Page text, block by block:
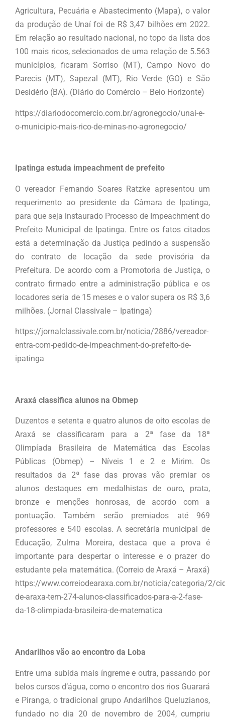
Agricultura, Pecuária e Abastecimento (Mapa), o valor
da produção de Unaí foi de R$ 3,47 bilhões em 2022.
Em relação ao resultado nacional, no topo da lista dos
100 mais ricos, selecionados de uma relação de 5.563
municípios, ficaram Sorriso (MT), Campo Novo do
Parecis (MT), Sapezal (MT), Rio Verde (GO) e São
Desidério (BA). (Diário do Comércio – Belo Horizonte)
https://diariodocomercio.com.br/agronegocio/unai-e-
o-municipio-mais-rico-de-minas-no-agronegocio/
Ipatinga estuda impeachment de prefeito
O vereador Fernando Soares Ratzke apresentou um
requerimento ao presidente da Câmara de Ipatinga,
para que seja instaurado Processo de Impeachment do
Prefeito Municipal de Ipatinga. Entre os fatos citados
está a determinação da Justiça pedindo a suspensão
do contrato de locação da sede provisória da
Prefeitura. De acordo com a Promotoria de Justiça, o
contrato firmado entre a administração pública e os
locadores seria de 15 meses e o valor supera os R$ 3,6
milhões. (Jornal Classivale – Ipatinga)
https://jornalclassivale.com.br/noticia/2886/vereador-
entra-com-pedido-de-impeachment-do-prefeito-de-
ipatinga
Araxá classifica alunos na Obmep
Duzentos e setenta e quatro alunos de oito escolas de
Araxá se classificaram para a 2ª fase da 18ª
Olimpíada Brasileira de Matemática das Escolas
Públicas (Obmep) – Níveis 1 e 2 e Mirim. Os
resultados da 2ª fase das provas vão premiar os
alunos destaques em medalhistas de ouro, prata,
bronze e menções honrosas, de acordo com a
pontuação. Também serão premiados até 969
professores e 540 escolas. A secretária municipal de
Educação, Zulma Moreira, destaca que a prova é
importante para despertar o interesse e o prazer do
estudante pela matemática. (Correio de Araxá – Araxá)
https://www.correiodearaxa.com.br/noticia/categoria/2/
de-araxa-tem-274-alunos-classificados-para-a-2-fase-
da-18-olimpiada-brasileira-de-matematica
Andarilhos vão ao encontro da Loba
Entre uma subida mais íngreme e outra, passando por
belos cursos d’água, como o encontro dos rios Guarará
e Piranga, o tradicional grupo Andarilhos Queluzianos,
fundado no dia 20 de novembro de 2004, cumpriu